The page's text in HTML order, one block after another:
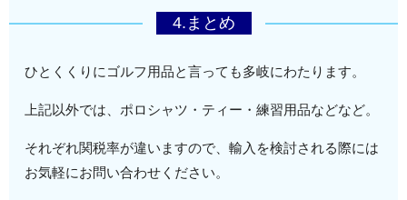
AIR
航空輸送の場合、海外フォワダーが発行。
WAYBILL
ARRIVAL
NOTICE
海上輸送の場合、輸送船が到着する直前に
日本の船会社が発行。
4.まとめ
ひとくくりにゴルフ用品と言っても多岐にわたります。
上記以外では、ポロシャツ・ティー・練習用品などなど。
それぞれ関税率が違いますので、輸入を検討される際には
お気軽にお問い合わせください。